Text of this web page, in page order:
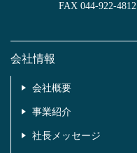
FAX 044-922-4812
会社情報
会社概要
事業紹介
社長メッセージ